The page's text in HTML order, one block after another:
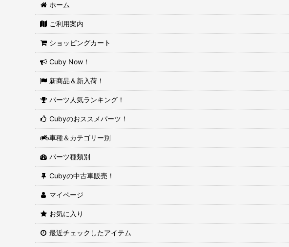
ホーム
ご利用案内
ショッピングカート
Cuby Now！
新商品＆新入荷！
パーツ人気ランキング！
Cubyのおススメパーツ！
車種＆カテゴリー別
パーツ種類別
Cubyの中古車販売！
マイページ
お気に入り
最近チェックしたアイテム